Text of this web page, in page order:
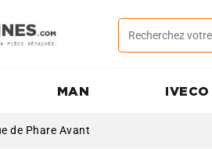
MAN IVECO
de Phare Avant